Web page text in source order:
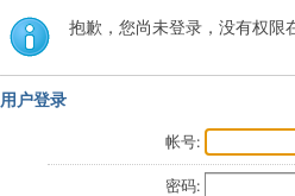
抱歉，您尚未登录，没有权限
用户登录
帐号:
密码: